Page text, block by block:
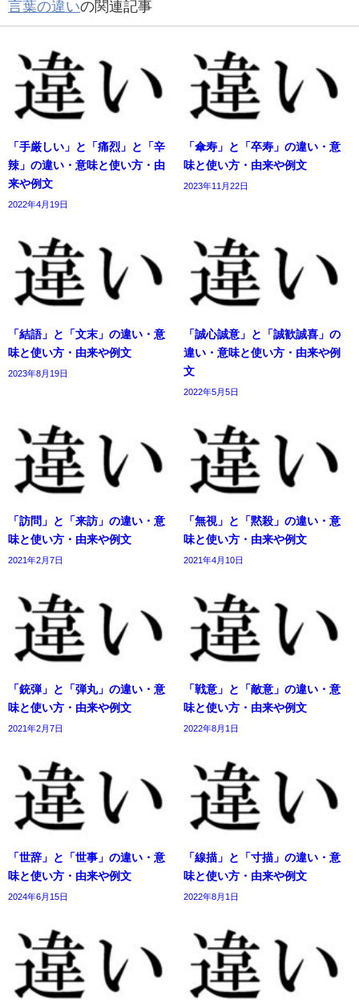
言葉の違いの関連記事
「手厳しい」と「痛烈」と「辛
辣」の違い・意味と使い方・由
来や例文
2022年4月19日
「傘寿」と「卒寿」の違い・意
味と使い方・由来や例文
2023年11月22日
「結語」と「文末」の違い・意
味と使い方・由来や例文
2023年8月19日
「誠心誠意」と「誠歓誠喜」の
違い・意味と使い方・由来や例
文
2022年5月5日
「訪問」と「来訪」の違い・意
味と使い方・由来や例文
2021年2月7日
「無視」と「黙殺」の違い・意
味と使い方・由来や例文
2021年4月10日
「銃弾」と「弾丸」の違い・意
味と使い方・由来や例文
2021年2月7日
「戦意」と「敵意」の違い・意
味と使い方・由来や例文
2022年8月1日
「世辞」と「世事」の違い・意
味と使い方・由来や例文
2024年6月15日
「線描」と「寸描」の違い・意
味と使い方・由来や例文
2022年8月1日